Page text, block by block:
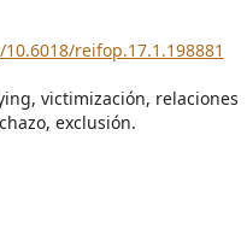
reifop.17.1.198881
victimización, relaciones
exclusión.